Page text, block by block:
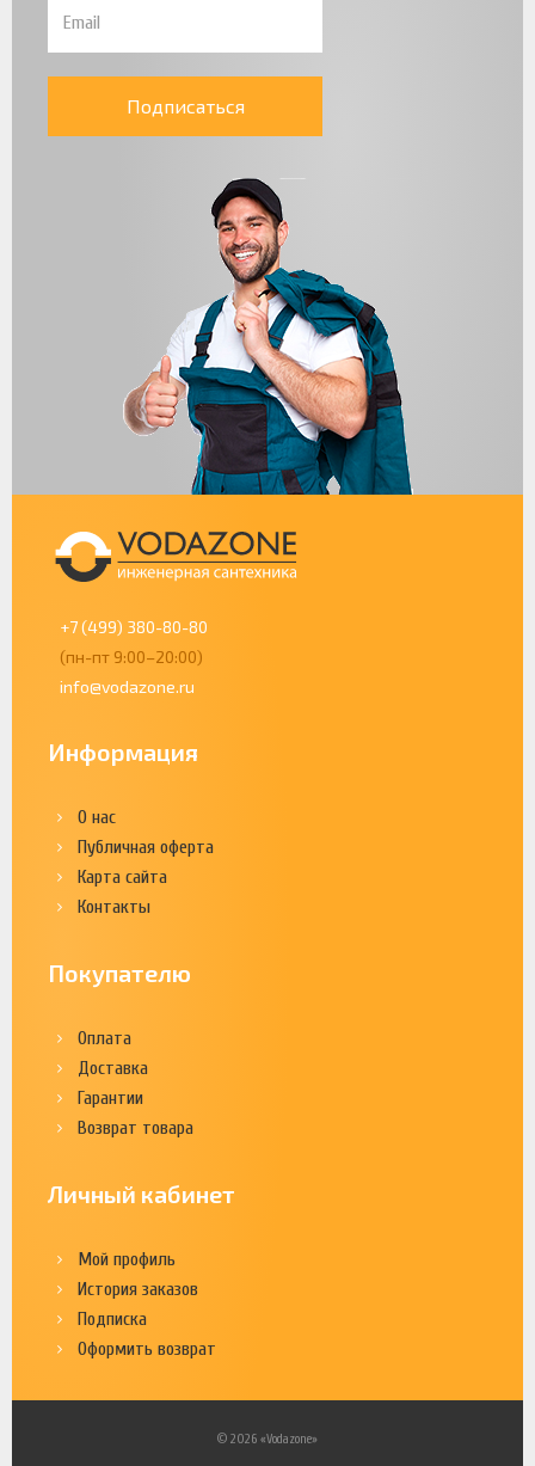
Подписаться
+7 (499) 380-80-80
(пн-пт 9:00–20:00)
info@vodazone.ru
Информация
О нас
Публичная оферта
Карта сайта
Контакты
Покупателю
Оплата
Доставка
Гарантии
Возврат товара
Личный кабинет
Мой профиль
История заказов
Подписка
Оформить возврат
© 2026 «Vodazone»